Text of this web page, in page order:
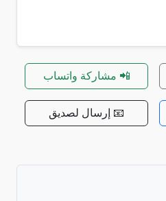
📲 مشاركة واتساب
📧 إرسال لصديق